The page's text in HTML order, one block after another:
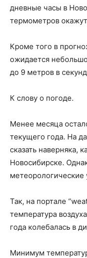
дневные часы в
термометров
Кроме того в
ожидается
до 9 метров в
К слову о погоде.
Менее месяца
текущего года. На
сказать наверняка,
Новосибирске.
Так, на портале
температура
года колебалась в
Минимум